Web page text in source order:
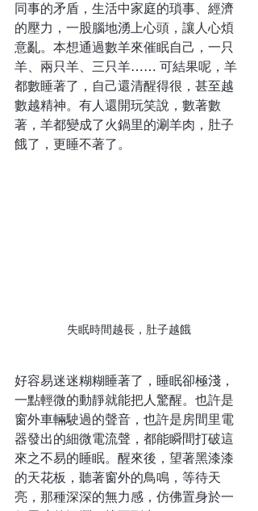
同事的矛盾，生活中家庭的瑣事、經濟
的壓力，一股腦地湧上心頭，讓人心煩
意亂。本想通過數羊來催眠自己，一只
羊、兩只羊、三只羊…… 可結果呢，羊
都數睡著了，自己還清醒得很，甚至越
數越精神。有人還開玩笑說，數著數
著，羊都變成了火鍋里的涮羊肉，肚子
餓了，更睡不著了。
失眠時間越長，肚子越餓
好容易迷迷糊糊睡著了，睡眠卻極淺，
一點輕微的動靜就能把人驚醒。也許是
窗外車輛駛過的聲音，也許是房間里電
器發出的細微電流聲，都能瞬間打破這
來之不易的睡眠。醒來後，望著黑漆漆
的天花板，聽著窗外的鳥鳴，等待天
亮，那種深深的無力感，仿佛置身於一